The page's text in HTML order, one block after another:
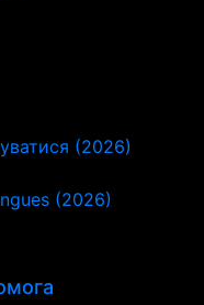
(2026)
(2026)